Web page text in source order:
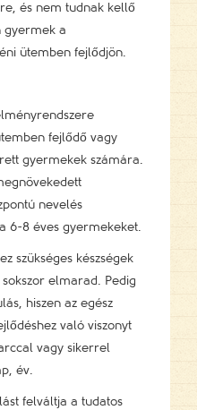
és nem tudnak kellő
gyermek a
ütemben fejlődjön.
fejlődő vagy
gyermekek számára.
nevelés
6-8 éves gyermekeket.
szükséges készségek
elmarad. Pedig
hiszen az egész
való viszonyt
vagy sikerrel
év.
felváltja a tudatos